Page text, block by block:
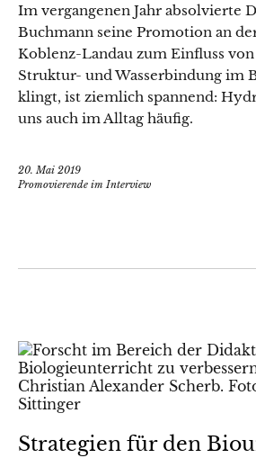
Im vergangenen Jahr absolvierte
Buchmann seine Promotion an
Koblenz-Landau zum Einfluss
Struktur- und Wasserbindung im
klingt, ist ziemlich spannend:
uns auch im Alltag häufig.
20. Mai 2019
Promovierende im Interview
Strategien für den